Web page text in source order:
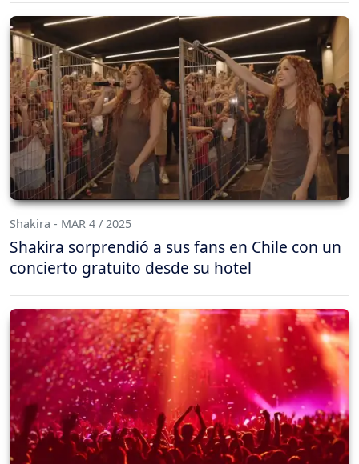
Shakira - MAR 4 / 2025
Shakira sorprendió a sus fans en Chile con un
concierto gratuito desde su hotel